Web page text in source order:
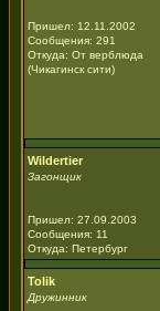
Пришел: 12.11.2002
Сообщения: 291
Откуда: От верблюда
(Чикагинск сити)
Wildertier
Загонщик
Пришел: 27.09.2003
Сообщения: 11
Откуда: Петербург
Tolik
Дружинник